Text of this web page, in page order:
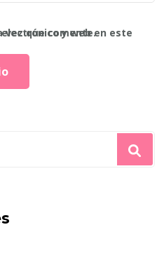
para la próxima vez que comente.